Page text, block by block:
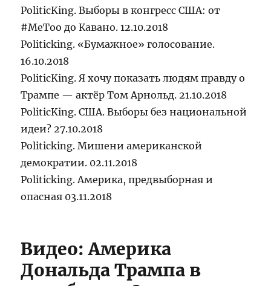
PoliticKing. Выборы в конгресс США: от
#MeToo до Кавано. 12.10.2018
Politicking. «Бумажное» голосование.
16.10.2018
PoliticKing. Я хочу показать людям правду о
Трампе — актёр Том Арнольд. 21.10.2018
PoliticKing. США. Выборы без национальной
идеи? 27.10.2018
Politicking. Мишени американской
демократии. 02.11.2018
Politicking. Америка, предвыборная и
опасная 03.11.2018
Видео: Америка
Дональда Трампа в